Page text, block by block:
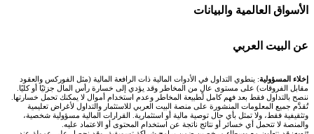
اكس تي بي XTB
شركات تداول في قطر
شركات تداول في الأردن
🇦🇪 أسواق الإمارات
🇪🇬 البورصة المصرية
🇶🇦 بورصة قطر
💱 محول العملات
🧮 حاسبة حجم اللوت
📊 حاسبة قيمة النقطة
💰 حاسبة ربح الفوركس
🧱 حائط المجتمع
🏆 لوحة المحلّلين
✍️ اكتب تحليلك
الأسواق العالمية والبيانات
🌐 المؤشرات العالمية
🥇 سعر الذهب اليوم
🥇 أسعار الذهب والمعادن
عن البيت العربي
من نحن
تواصل معنا
إخلاء المسؤولية: ينطوي التداول في الأدوات المالية ذات الرافعة المالية (مثل الفوركس والعقود
مقابل الفروقات) على مستوى عالٍ من المخاطر وقد يؤدي إلى خسارة رأس المال جزئيًا أو كليًا.
ننصح بالتداول فقط بعد فهم كامل لطبيعة المخاطر وعدم استخدام أموال لا يمكنك تحمل خسارتها.
تُقدَّم جميع المعلومات المنشورة على منصة البيت العربي للاستثمار والتداول لأغراض تعليمية
وتثقيفية فقط، ولا تمثل بأي حال توصية مالية أو استثمارية. القرارات المالية مسؤولية شخصية،
والمنصة لا تتحمل أي خسائر أو نتائج ناتجة عن استخدام المحتوى أو الاعتماد عليه.